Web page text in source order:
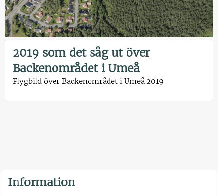
2019 som det såg ut över
Backenområdet i Umeå
Flygbild över Backenområdet i Umeå 2019
Information